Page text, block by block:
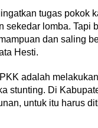
tugas pokok
sekedar lomba. Tapi
dan saling
Hesti.
adalah
stunting. Di
untuk itu harus